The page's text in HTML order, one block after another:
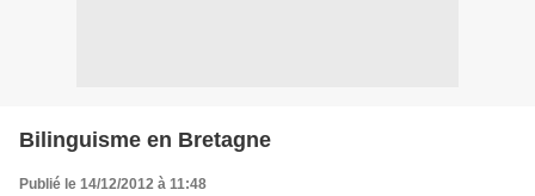
Bilinguisme en Bretagne
Publié le 14/12/2012 à 11:48